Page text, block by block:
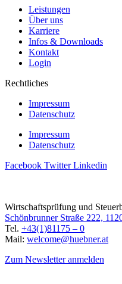
Leistungen
Über uns
Karriere
Infos & Downloads
Kontakt
Login
Rechtliches
Impressum
Datenschutz
Impressum
Datenschutz
Facebook Twitter Linkedin
Wirtschaftsprüfung und
Schönbrunner Straße 222,
Tel. +43(1)81175 – 0
Mail: welcome@huebner.at
Zum Newsletter anmelden